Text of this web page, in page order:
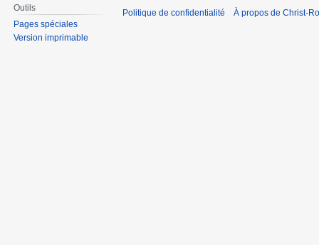
Outils
Pages spéciales
Version imprimable
Politique de confidentialité À propos de Christ-